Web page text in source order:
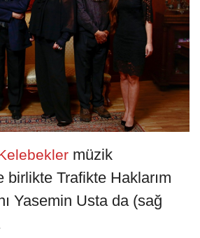
müzik
birlikte Trafikte Haklarım
Yasemin Usta da (sağ